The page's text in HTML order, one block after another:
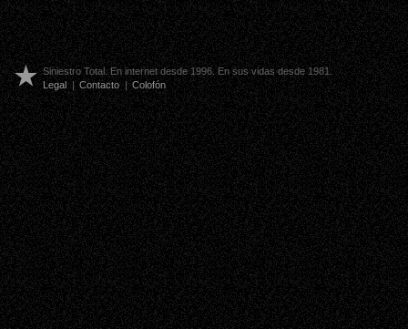
Siniestro Total. En internet desde 1996. En sus vidas desde 1981.
Legal | Contacto | Colofón